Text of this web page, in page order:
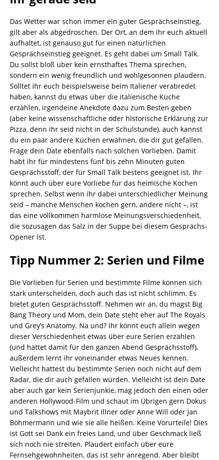
Das Wetter war schon immer ein guter Gesprächseinstieg,
gilt aber als abgedroschen. Der Ort, an dem ihr euch aktuell
aufhaltet, ist genauso gut für einen natürlichen
Gesprächseinstieg geeignet. Es geht dabei um Small Talk.
Du sollst bloß über kein ernsthaftes Thema sprechen,
sondern ein wenig freundlich und wohlgesonnen plaudern.
Solltet ihr euch beispielsweise beim Italiener verabredet
haben, kannst du etwas über die italienische Küche
erzählen, irgendeine Anekdote dazu zum Besten geben
(aber keine wissenschaftliche oder historische Erklärung zur
Pizza, denn ihr seid nicht in der Schulstunde), auch kannst
du ein paar andere Küchen erwähnen, die dir gut gefallen.
Frage dein Date ebenfalls nach solchen Vorlieben. Damit
habt ihr für mindestens fünf bis zehn Minuten guten
Gesprächsstoff, der für Small Talk bestens geeignet ist. Ihr
könnt auch über eure Vorliebe für das heimische Kochen
sprechen. Selbst wenn ihr dabei unterschiedlicher Meinung
seid – manche Menschen kochen gern, andere nicht –, ist
das eine vollkommen harmlose Meinungsverschiedenheit,
die sozusagen das Salz in der Suppe bei diesem Gesprächs-
Opener ist.
Tipp Nummer 2: Serien und Filme
Die Vorlieben für Serien und bestimmte Filme können sich
stark unterscheiden, doch auch das ist nicht schlimm. Es
bietet guten Gesprächsstoff. Nehmen wir an, du magst Big
Bang Theory und Mom, dein Date steht eher auf The Royals
und Grey’s Anatomy. Na und? Ihr könnt euch allein wegen
dieser Verschiedenheit etwas über eure Serien erzählen
(und hättet damit für den ganzen Abend Gesprächsstoff),
außerdem lernt ihr voneinander etwas Neues kennen.
Vielleicht hattest du bestimmte Serien noch nicht auf dem
Radar, die dir auch gefallen würden. Vielleicht ist dein Date
aber auch gar kein Serienjunkie, mag jedoch den einen oder
anderen Hollywood-Film und schaut im Übrigen gern Dokus
und Talkshows mit Maybrit Illner oder Anne Will oder Jan
Böhmermann und wie sie alle heißen. Keine Vorurteile! Dies
ist Gott sei Dank ein freies Land, und über Geschmack ließ
sich noch nie streiten. Plaudert einfach über eure
Fernsehgewohnheiten, das ist sehr anregend. Aber bleibt